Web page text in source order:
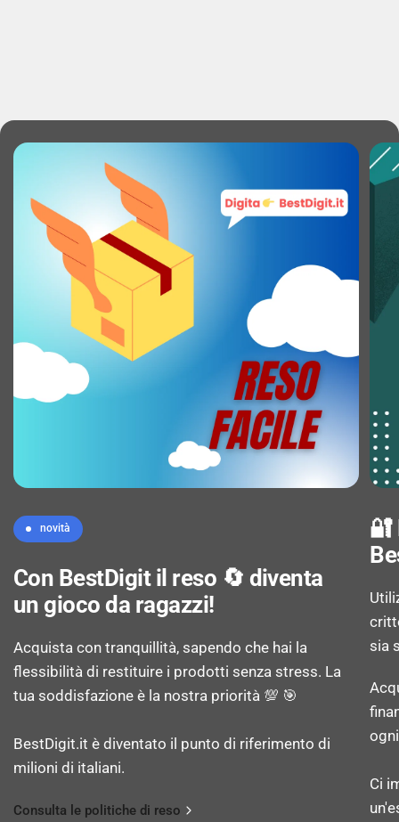
INDICAZIONE
Indicatore del livello dell'acqua: Sì
Spia di segnalazione vapore pronto: Sì
Indicatore raggiungimento temperatura: Sì
Profondità: 300 mm
Altezza: 2800 mm
ALTRE CARATTERISTICHE
Durata della garanzia: 2 anno/i
novità
Con BestDigit il reso 🔄 diventa
un gioco da ragazzi!
Acquista con tranquillità, sapendo che hai la
flessibilità di restituire i prodotti senza stress. La
tua soddisfazione è la nostra priorità 💯 🎯
BestDigit.it è diventato il punto di riferimento di
milioni di italiani.
Consulta le politiche di reso
🔐
sia
Ci